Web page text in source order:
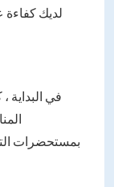
لديك كفاءة
في البداية